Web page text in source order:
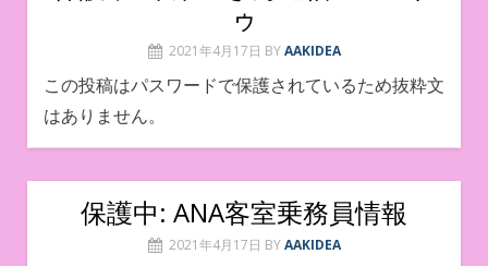
ゥ
2021年4月17日 BY AAKIDEA
この投稿はパスワードで保護されているため抜粋文
はありません。
保護中: ANA客室乗務員情報
2021年4月17日 BY AAKIDEA